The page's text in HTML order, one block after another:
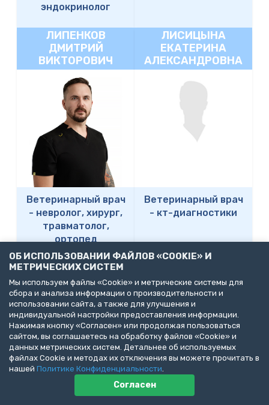
эндокринолог
ЛИПЕНКОВ
ДМИТРИЙ
ВИКТОРОВИЧ
Ветеринарный врач
- невролог, хирург,
травматолог,
ортопед
ЛИСИЦЫНА
ЕКАТЕРИНА
АЛЕКСАНДРОВНА
Ветеринарный врач
- кт-диагностики
ЛИСТОВА ОКСАНА
ВИКТОРОВНА
ЛИТВИНОВА
ДИАНА
ГЕРМАНОВНА
ОБ ИСПОЛЬЗОВАНИИ ФАЙЛОВ «COOKIE» И
МЕТРИЧЕСКИХ СИСТЕМ
Мы используем файлы «Cookie» и метрические системы для
сбора и анализа информации о производительности и
использовании сайта, а также для улучшения и
индивидуальной настройки предоставления информации.
Нажимая кнопку «Согласен» или продолжая пользоваться
сайтом, вы соглашаетесь на обработку файлов «Cookie» и
данных метрических систем. Детальнее об используемых
файлах Cookie и методах их отключения вы можете прочитать в
нашей Политике Конфиденциальности.
Согласен